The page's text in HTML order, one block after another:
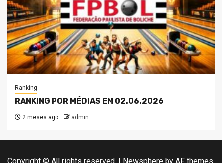
Ranking
RANKING POR MÉDIAS EM 02.06.2026
2 meses ago admin
Copyright © All rights reserved. | Newsphere by AF themes.